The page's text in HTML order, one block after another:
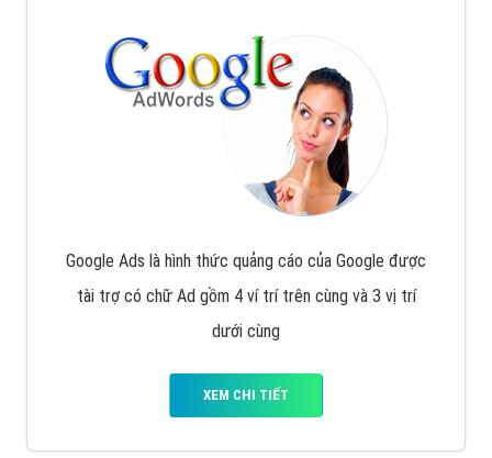
Google Ads là hình thức quảng cáo của Google được
tài trợ có chữ Ad gồm 4 ví trí trên cùng và 3 vị trí
dưới cùng
XEM CHI TIẾT